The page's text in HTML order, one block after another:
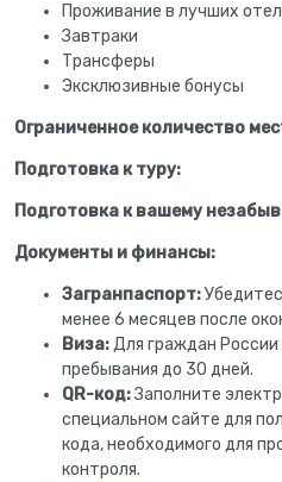
Проживание в лучших
Завтраки
Трансферы
Эксклюзивные бонусы
Ограниченное количество
Подготовка к туру:
Подготовка к вашему
Документы и финансы:
Загранпаспорт:
менее 6 месяцев после
Виза:Для граждан России
пребывания до 30 дней.
QR-код:Заполните
специальном сайте для
кода, необходимого для
контроля.